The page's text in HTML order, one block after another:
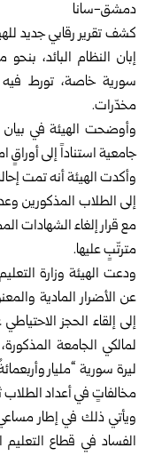
دمشق-سانا
كشف تقرير رقابي جديد
إبان النظام البائد،
سورية خاصة، تورط فيه
مخدّرات.
وأوضحت الهيئة في بيان
جامعية استناداً إلى أوراقٍ
وأكدت الهيئة أنه تمت
إلى الطلاب المذكورين
مع قرار إلغاء الشهادات
مترتّبٍ عليها.
ودعت الهيئة وزارة
عن الأضرار المادية
إلى إلقاء الحجز
ليرة سورية “مليار
مخالفاتٍ في أعداد الطلاب
ويأتي ذلك في إطار مساعي
الفساد في قطاع التعليم